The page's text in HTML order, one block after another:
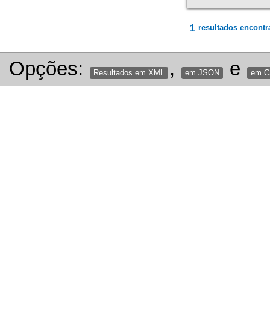
1 resultados
Opções: Resultados em XML , em JSON e em